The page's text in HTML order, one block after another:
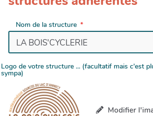
Nom de la structure
Logo de votre structure ... (facultatif mais c'est
sympa)
Modifier